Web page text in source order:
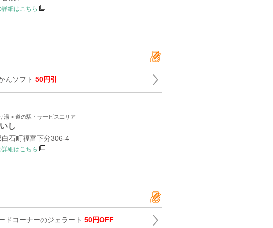
細はこちら
んソフト 50円引
湯 > 道の駅・サービスエリア
し
白石町福富下分306-4
細はこちら
ドコーナーのジェラート 50円OFF